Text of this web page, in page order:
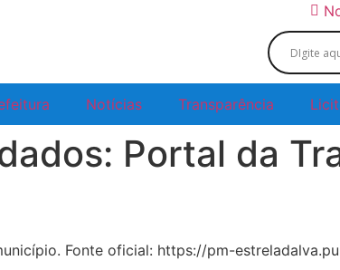
Notícias Transparência
Portal da
Fonte oficial: https://pm-